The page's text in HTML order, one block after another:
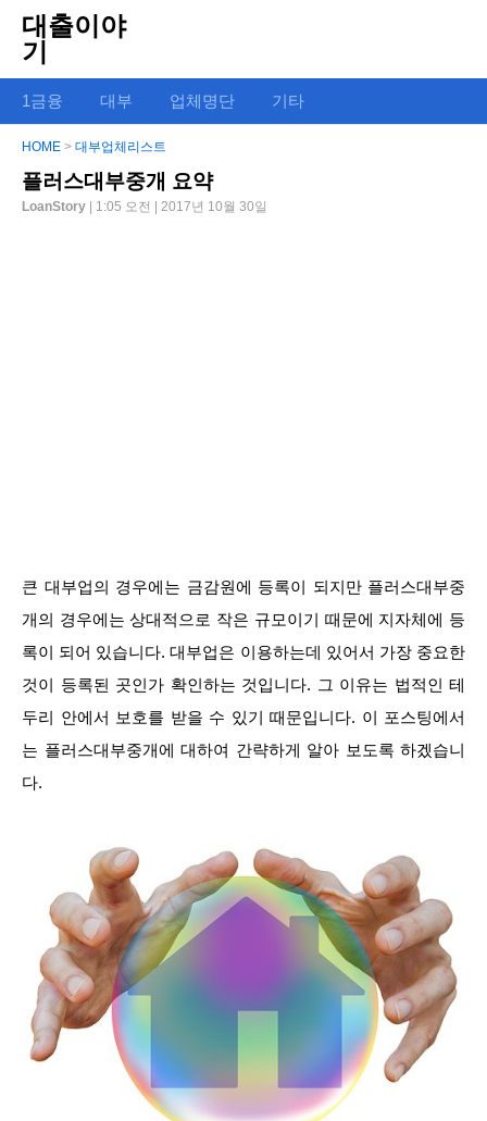
대출이야
기
1금융 대부 업체명단 기타
HOME > 대부업체리스트
플러스대부중개 요약
LoanStory | 1:05 오전 | 2017년 10월 30일
큰 대부업의 경우에는 금감원에 등록이 되지만 플러스대부중
개의 경우에는 상대적으로 작은 규모이기 때문에 지자체에 등
록이 되어 있습니다. 대부업은 이용하는데 있어서 가장 중요한
것이 등록된 곳인가 확인하는 것입니다. 그 이유는 법적인 테
두리 안에서 보호를 받을 수 있기 때문입니다. 이 포스팅에서
는 플러스대부중개에 대하여 간략하게 알아 보도록 하겠습니
다.